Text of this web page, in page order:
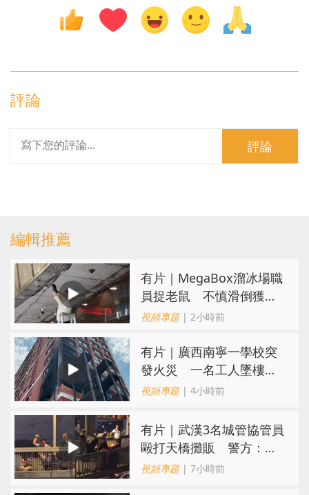
評論
評論
編輯推薦
有片｜MegaBox溜冰場職
員捉老鼠 不慎滑倒獲網
民讚盡責
視頻專題| 2小時前
有片｜廣西南寧一學校突
發火災 一名工人墜樓已
被送醫
視頻專題| 4小時前
​有片｜武漢3名城管協管員
毆打天橋攤販 警方：涉
故意傷害已被刑拘
視頻專題| 7小時前